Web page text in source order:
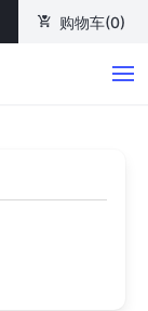
购物车(0)